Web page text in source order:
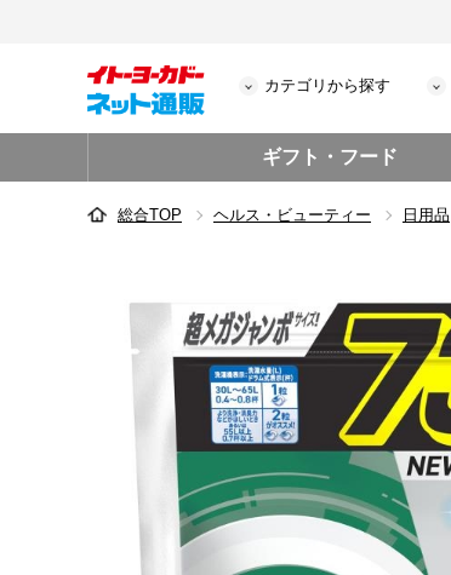
カテゴリから探す
ギフト・フード
総合TOP ヘルス・ビューティー 日用品